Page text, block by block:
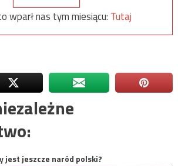
wparł nas tym miesiącu: Tutaj
jest jeszcze naród polski?